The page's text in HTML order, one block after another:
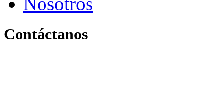
Contáctanos